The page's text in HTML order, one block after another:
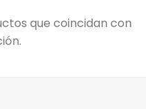
que coincidan con